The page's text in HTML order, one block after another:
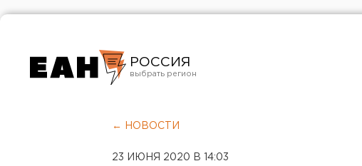
РОССИЯ
Челябинск
← НОВОСТИ
23 ИЮНЯ 2020 В 14:03